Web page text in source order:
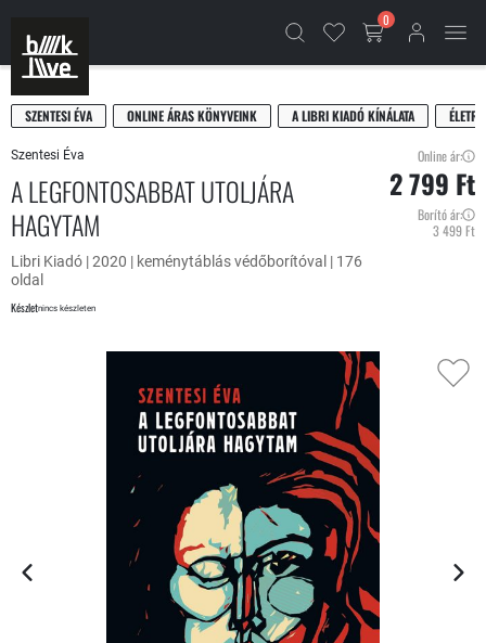
0
SZENTESI ÉVA ONLINE ÁRAS KÖNYVEINK A LIBRI KIADÓ KÍNÁLATA
Szentesi Éva
A LEGFONTOSABBAT UTOLJÁRA
HAGYTAM
Libri Kiadó | 2020 | keménytáblás védőborítóval | 176
oldal
Készletnincs készleten
Online ár:
2 799 Ft
Borító ár:
3 499 Ft